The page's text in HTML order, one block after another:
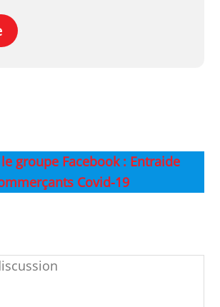
groupe Facebook : Entraide
Covid-19